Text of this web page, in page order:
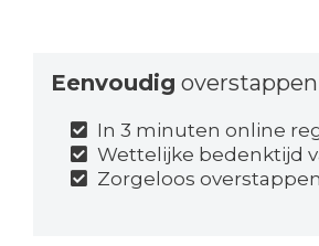
Eenvoudig overstappen
In 3 minuten online
Wettelijke bedenktijd
Zorgeloos overstappen